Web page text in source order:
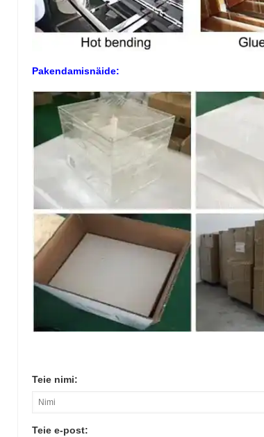
Pakendamisnäide:
Teie nimi:
Teie e-post: